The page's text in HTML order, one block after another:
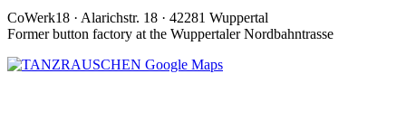
CoWerk18 · Alarichstr. 18 · 42281 Wuppertal
Former button factory at the Wuppertaler Nordbahntrasse